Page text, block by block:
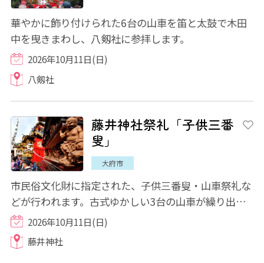
華やかに飾り付けられた6台の山車を笛と太鼓で木田
中を曳きまわし、八剱社に参拝します。
2026年10月11日(日)
八剱社
藤井神社祭礼「子供三番
叟」
大府市
市民俗文化財に指定された、子供三番叟・山車祭礼な
どが行われます。古式ゆかしい3台の山車が繰り出
し、晴れの衣装をまとった子供たちが天・地・人...
2026年10月11日(日)
藤井神社